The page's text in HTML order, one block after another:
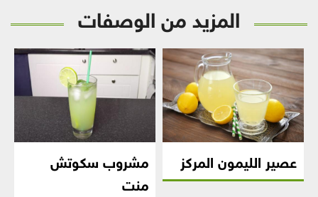
المزيد من الوصفات
عصير الليمون المركز
مشروب سكوتش
منت